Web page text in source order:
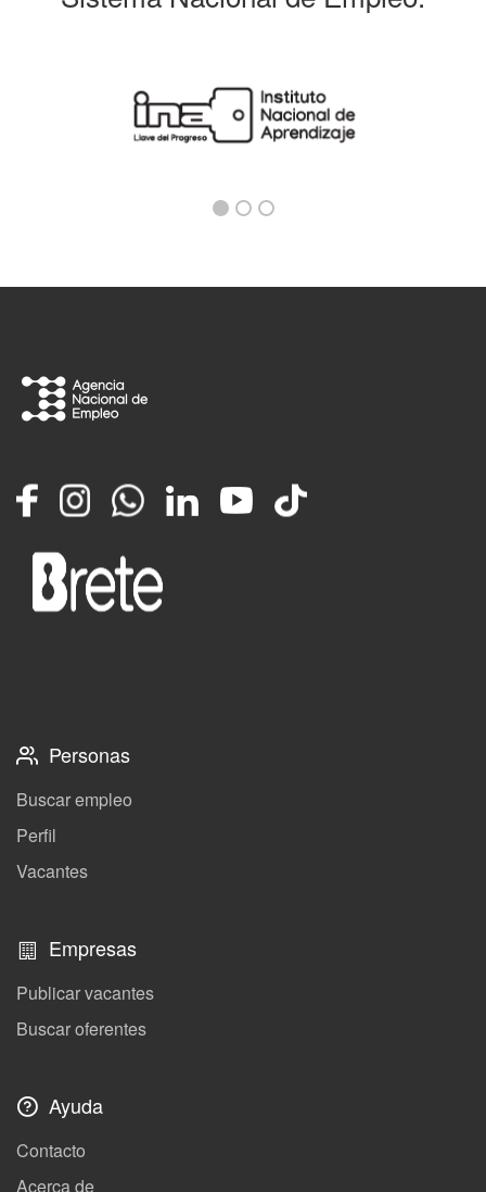
FacebookInstagramWhatsappLinkedInYouTube
TikTok
Personas
Buscar empleo
Perfil
Vacantes
Empresas
Publicar vacantes
Buscar oferentes
Ayuda
Contacto
Acerca de